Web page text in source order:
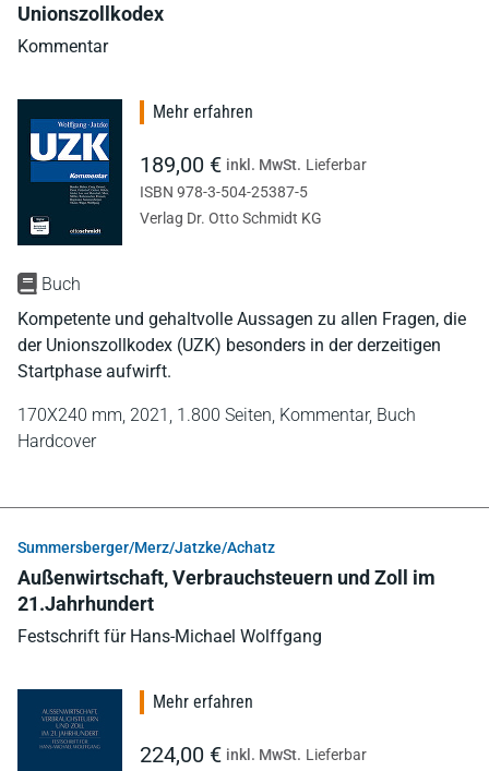
Unionszollkodex
Kommentar
Buch
Kompetente und gehaltvolle Aussagen zu allen Fragen, die
der Unionszollkodex (UZK) besonders in der derzeitigen
Startphase aufwirft.
170X240 mm, 2021, 1.800 Seiten, Kommentar, Buch
Hardcover
Mehr erfahren
189,00 € inkl. MwSt. Lieferbar
ISBN 978-3-504-25387-5
Verlag Dr. Otto Schmidt KG
Summersberger/Merz/Jatzke/Achatz
Außenwirtschaft, Verbrauchsteuern und Zoll im
21.Jahrhundert
Festschrift für Hans-Michael Wolffgang
Mehr erfahren
224,00 € inkl. MwSt. Lieferbar